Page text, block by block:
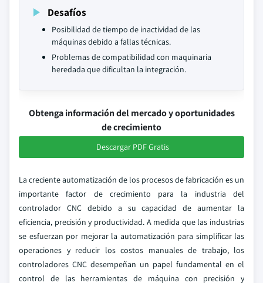
Desafíos
Posibilidad de tiempo de inactividad de las
máquinas debido a fallas técnicas.
Problemas de compatibilidad con maquinaria
heredada que dificultan la integración.
Obtenga información del mercado y oportunidades
de crecimiento
Descargar PDF Gratis
La creciente automatización de los procesos de fabricación es un
importante factor de crecimiento para la industria del
controlador CNC debido a su capacidad de aumentar la
eficiencia, precisión y productividad. A medida que las industrias
se esfuerzan por mejorar la automatización para simplificar las
operaciones y reducir los costos manuales de trabajo, los
controladores CNC desempeñan un papel fundamental en el
control de las herramientas de máquina con precisión y